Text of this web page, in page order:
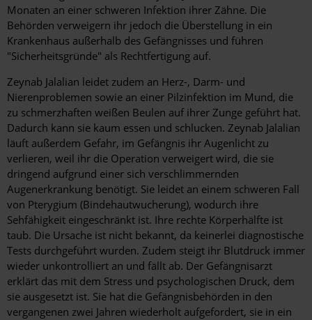
Monaten an einer schweren Infektion ihrer Zähne. Die
Behörden verweigern ihr jedoch die Überstellung in ein
Krankenhaus außerhalb des Gefängnisses und führen
"Sicherheitsgründe" als Rechtfertigung auf.
Zeynab Jalalian leidet zudem an Herz-, Darm- und
Nierenproblemen sowie an einer Pilzinfektion im Mund, die
zu schmerzhaften weißen Beulen auf ihrer Zunge geführt hat.
Dadurch kann sie kaum essen und schlucken. Zeynab Jalalian
läuft außerdem Gefahr, im Gefängnis ihr Augenlicht zu
verlieren, weil ihr die Operation verweigert wird, die sie
dringend aufgrund einer sich verschlimmernden
Augenerkrankung benötigt. Sie leidet an einem schweren Fall
von Pterygium (Bindehautwucherung), wodurch ihre
Sehfähigkeit eingeschränkt ist. Ihre rechte Körperhälfte ist
taub. Die Ursache ist nicht bekannt, da keinerlei diagnostische
Tests durchgeführt wurden. Zudem steigt ihr Blutdruck immer
wieder unkontrolliert an und fällt ab. Der Gefängnisarzt
erklärt das mit dem Stress und psychologischen Druck, dem
sie ausgesetzt ist. Sie hat die Gefängnisbehörden in den
vergangenen zwei Jahren wiederholt aufgefordert, sie in ein